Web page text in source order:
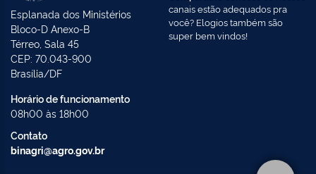
Esplanada dos Ministérios
Bloco-D Anexo-B
Térreo, Sala 45
CEP: 70.043-900
Brasília/DF
Horário de funcionamento
08h00 às 18h00
Contato
binagri@agro.gov.br
canais estão adequados pra
você? Elogios também são
super bem vindos!